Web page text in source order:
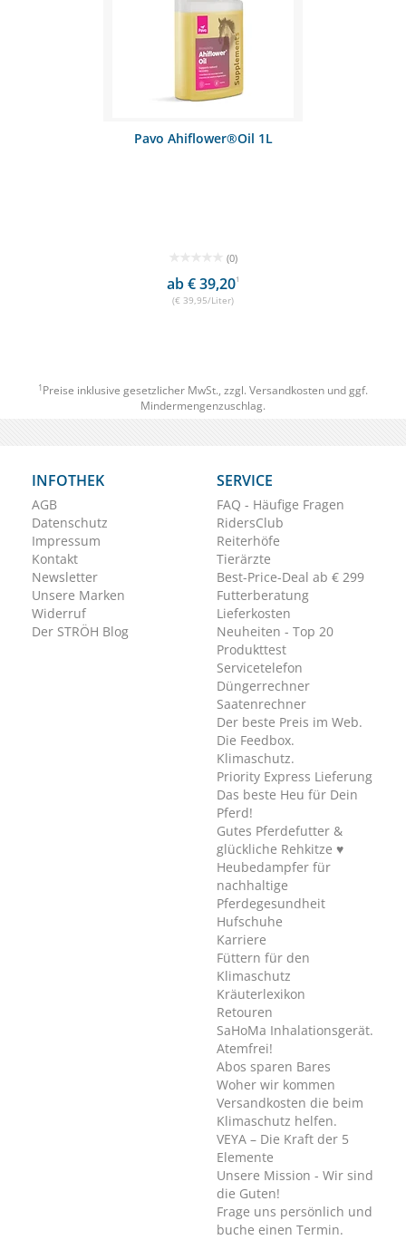
Pavo Ahiflower®Oil 1L
(0)
ab € 39,201
(€ 39,95/Liter)
1 Preise inklusive gesetzlicher MwSt., zzgl. Versandkosten und ggf.
Mindermengenzuschlag.
INFOTHEK
AGB
Datenschutz
Impressum
Kontakt
Newsletter
Unsere Marken
Widerruf
Der STRÖH Blog
SERVICE
FAQ - Häufige Fragen
RidersClub
Reiterhöfe
Tierärzte
Best-Price-Deal ab € 299
Futterberatung
Lieferkosten
Neuheiten - Top 20
Produkttest
Servicetelefon
Düngerrechner
Saatenrechner
Der beste Preis im Web.
Die Feedbox.
Klimaschutz.
Priority Express Lieferung
Das beste Heu für Dein
Pferd!
Gutes Pferdefutter &
glückliche Rehkitze ♥
Heubedampfer für
nachhaltige
Pferdegesundheit
Hufschuhe
Karriere
Füttern für den
Klimaschutz
Kräuterlexikon
Retouren
SaHoMa Inhalationsgerät.
Atemfrei!
Abos sparen Bares
Woher wir kommen
Versandkosten die beim
Klimaschutz helfen.
VEYA – Die Kraft der 5
Elemente
Unsere Mission - Wir sind
die Guten!
Frage uns persönlich und
buche einen Termin.